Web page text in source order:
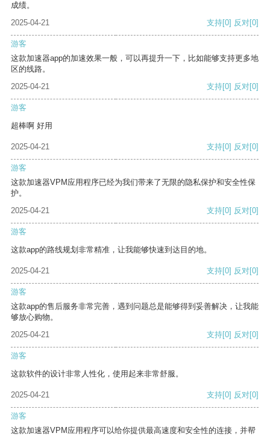
成绩。
2025-04-21
支持[0] 反对[0]
游客
这款加速器app的加速效果一般，可以再提升一下，比如能够支持更多地
区的线路。
2025-04-21
支持[0] 反对[0]
游客
超棒啊 好用
2025-04-21 支持[0] 反对[0]
游客
这款加速器VPM应用程序已经为我们带来了无限的隐私保护和安全性保
护。
2025-04-21
支持[0] 反对[0]
游客
这款app的路线规划非常精准，让我能够快速到达目的地。
2025-04-21 支持[0] 反对[0]
游客
这款app的售后服务非常完善，遇到问题总是能够得到妥善解决，让我能
够放心购物。
2025-04-21
支持[0] 反对[0]
游客
这款软件的设计非常人性化，使用起来非常舒服。
2025-04-21 支持[0] 反对[0]
游客
这款加速器VPM应用程序可以给你提供最高速度和安全性的连接，并帮